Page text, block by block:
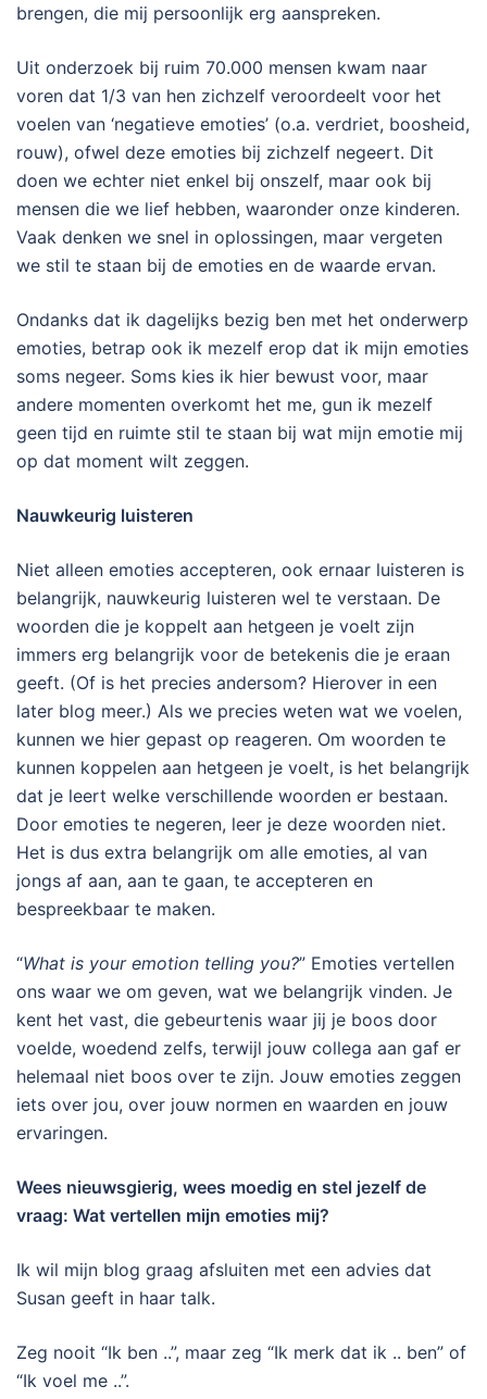
brengen, die mij persoonlijk erg aanspreken.
Uit onderzoek bij ruim 70.000 mensen kwam naar
voren dat 1/3 van hen zichzelf veroordeelt voor het
voelen van ‘negatieve emoties’ (o.a. verdriet, boosheid,
rouw), ofwel deze emoties bij zichzelf negeert. Dit
doen we echter niet enkel bij onszelf, maar ook bij
mensen die we lief hebben, waaronder onze kinderen.
Vaak denken we snel in oplossingen, maar vergeten
we stil te staan bij de emoties en de waarde ervan.
Ondanks dat ik dagelijks bezig ben met het onderwerp
emoties, betrap ook ik mezelf erop dat ik mijn emoties
soms negeer. Soms kies ik hier bewust voor, maar
andere momenten overkomt het me, gun ik mezelf
geen tijd en ruimte stil te staan bij wat mijn emotie mij
op dat moment wilt zeggen.
Nauwkeurig luisteren
Niet alleen emoties accepteren, ook ernaar luisteren is
belangrijk, nauwkeurig luisteren wel te verstaan. De
woorden die je koppelt aan hetgeen je voelt zijn
immers erg belangrijk voor de betekenis die je eraan
geeft. (Of is het precies andersom? Hierover in een
later blog meer.) Als we precies weten wat we voelen,
kunnen we hier gepast op reageren. Om woorden te
kunnen koppelen aan hetgeen je voelt, is het belangrijk
dat je leert welke verschillende woorden er bestaan.
Door emoties te negeren, leer je deze woorden niet.
Het is dus extra belangrijk om alle emoties, al van
jongs af aan, aan te gaan, te accepteren en
bespreekbaar te maken.
“What is your emotion telling you?” Emoties vertellen
ons waar we om geven, wat we belangrijk vinden. Je
kent het vast, die gebeurtenis waar jij je boos door
voelde, woedend zelfs, terwijl jouw collega aan gaf er
helemaal niet boos over te zijn. Jouw emoties zeggen
iets over jou, over jouw normen en waarden en jouw
ervaringen.
Wees nieuwsgierig, wees moedig en stel jezelf de
vraag: Wat vertellen mijn emoties mij?
Ik wil mijn blog graag afsluiten met een advies dat
Susan geeft in haar talk.
Zeg nooit “Ik ben ..”, maar zeg “Ik merk dat ik .. ben” of
“Ik voel me ..”.